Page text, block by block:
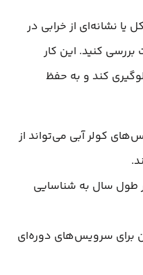
یا نشانه‌ای از خرابی در
بررسی کنید. این کار
کند و به حفظ
کولر آبی می‌تواند از
طول سال به شناسایی
برای سرویس‌های دوره‌ای